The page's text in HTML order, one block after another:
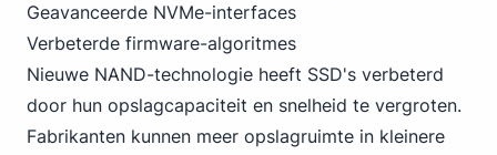
Geavanceerde NVMe-interfaces
Verbeterde firmware-algoritmes
Nieuwe NAND-technologie heeft SSD's verbeterd
door hun opslagcapaciteit en snelheid te vergroten.
Fabrikanten kunnen meer opslagruimte in kleinere